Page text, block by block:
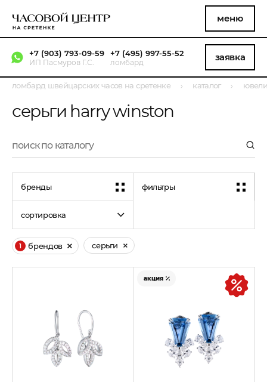
меню
+7 (903) 793-09-59
ИП Пасмуров Г.С.
+7 (495) 997-55-52
ломбард заявка
ломбард швейцарских часов на сретенке каталог
серьги harry winston
бренды фильтры
сортировка
1 брендов серьги
акция